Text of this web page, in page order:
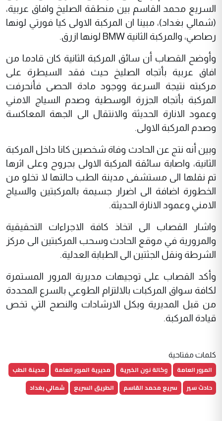
السريع محمد القاسم بين منطقة الصليخ وافاق عربية،
(شمالي بغداد)، مبينا ان المركبة الاولى كيا فورتي لونها
رصاصي، والمركبة الثانية BMW لونها ازرق.
وأوضح القصاب أن سائق المركبة الثانية كان قادما من
افاق عربية بأتجاه الصليخ حيث فقد السيطرة على
مركبته نتيجة السرعة ووجود مادة الحصى فأنحرفت
المركبة بأتجاه الجزرة الوسطية وصدم السياج الامني
وعمود الانارة الحديثة والانتقال الى الجهة المعاكسة
وصدم المركبة الاولى.
وبين أنه نتج عن الحادث وفاة شخصين كانا داخل المركبة
الثانية، واصابة سائقة المركبة الاولى بجروح وعلى اثرها
تم نقلها الى مستشفى مدينة الطب حالتها لا تخلو من
الخطورة اضافة الى اضرار جسيمة بالمركبتين والسياج
الامني وعمود الانارة الحديثة.
واشار القصاب الى اتخاذ كافة الاجراءات التحقيقية
والمرورية في موقع الحادث وسحب المركبتين الى مركز
الشرطة ونقل الجثتين الى الطبابة العدلية.
وأكد القصاب على توجيهات مديرية المرور المستمرة
لكافة سواق المركبات بالالتزام الطوعي بالسرع المحددة
من قبل المديرية وبكل الارشادات والنصح التي تخص
قيادة المركبة.
كلمات مفتاحية
المرور العامة وكالة نون الخبرية مديرية المرور العامة
مدينة الطب
حادث سير
سريع محمد القاسم الطريق السريع شمالي بغداد